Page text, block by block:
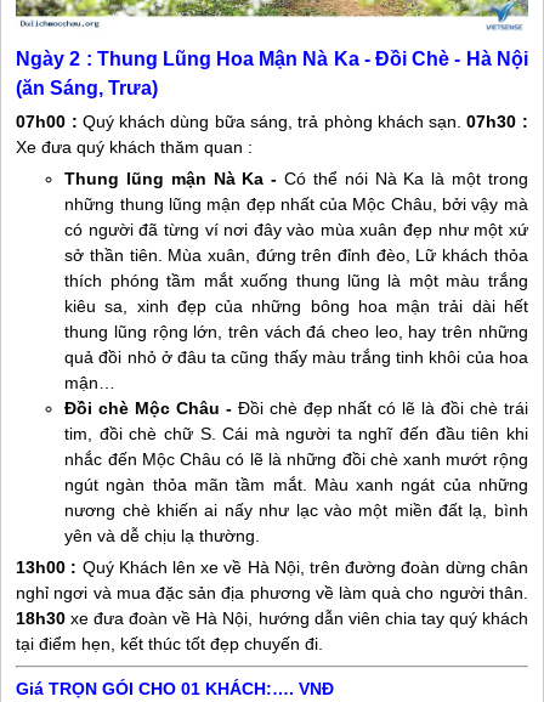
Ngày 2 : Thung Lũng Hoa Mận Nà Ka - Đồi Chè - Hà Nội
(ăn Sáng, Trưa)
07h00 : Quý khách dùng bữa sáng, trả phòng khách sạn.07h30 :
Xe đưa quý khách thăm quan :
Thung lũng mận Nà Ka - Có thể nói Nà Ka là một trong
những thung lũng mận đẹp nhất của Mộc Châu , bởi vậy mà
có người đã từng ví nơi đây vào mùa xuân đẹp như một xứ
sở thần tiên. Mùa xuân, đứng trên đỉnh đèo, Lữ khách thỏa
thích phóng tầm mắt xuống thung lũng là một màu trắng
kiêu sa, xinh đẹp của những bông hoa mận trải dài hết
thung lũng rộng lớn, trên vách đá cheo leo, hay trên những
quả đồi nhỏ ở đâu ta cũng thấy màu trắng tinh khôi của hoa
mận…
Đồi chè Mộc Châu -Đồi chè đẹp nhất có lẽ là đồi chè trái
tim, đồi chè chữ S. Cái mà người ta nghĩ đến đầu tiên khi
nhắc đến Mộc Châu có lẽ là những đồi chè xanh mướt rộng
ngút ngàn thỏa mãn tầm mắt. Màu xanh ngát của những
nương chè khiến ai nấy như lạc vào một miền đất lạ, bình
yên và dễ chịu lạ thường.
13h00 : Quý Khách lên xe về Hà Nội, trên đường đoàn dừng chân
nghỉ ngơi và mua đặc sản địa phương về làm quà cho người thân.
18h30xe đưa đoàn về Hà Nội, hướng dẫn viên chia tay quý khách
tại điểm hẹn, kết thúc tốt đẹp chuyến đi.
Giá TRỌN GÓI CHO 01 KHÁCH:…. VNĐ